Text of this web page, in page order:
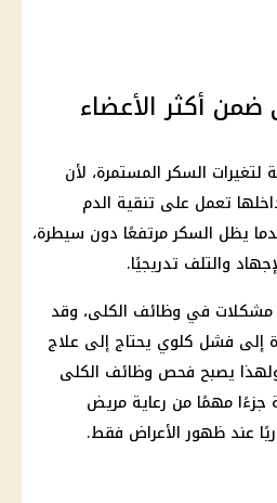
ضمن أكثر الأعضاء
السكر المستمرة، لأن
تعمل على تنقية الدم
يظل السكر مرتفعًا دون سيطرة،
والتلف تدريجيًا.
مشكلات في وظائف الكلى، وقد
إلى فشل كلوي يحتاج إلى علاج
يصبح فحص وظائف الكلى
جزءًا مهمًا من رعاية مريض
عند ظهور الأعراض فقط.